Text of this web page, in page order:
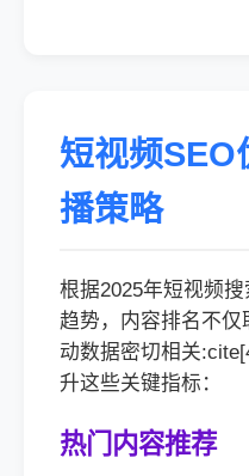
短视频SEO
播策略
根据2025年短视频
趋势，内容排名不
动数据密切相关
升这些关键指标：
热门内容推荐